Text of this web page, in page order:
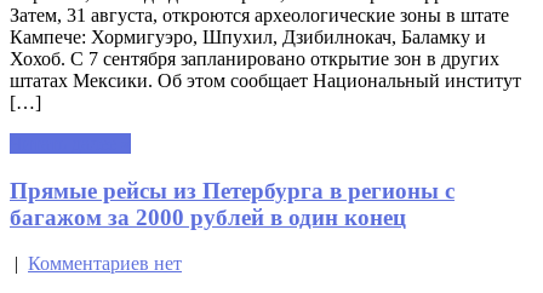
Затем, 31 августа, откроются археологические зоны в штате
Кампече: Хормигуэро, Шпухил, Дзибилнокач, Баламку и
Хохоб. С 7 сентября запланировано открытие зон в других
штатах Мексики. Об этом сообщает Национальный институт
[…]
Прямые рейсы из Петербурга в регионы с
багажом за 2000 рублей в один конец
Комментариев нет